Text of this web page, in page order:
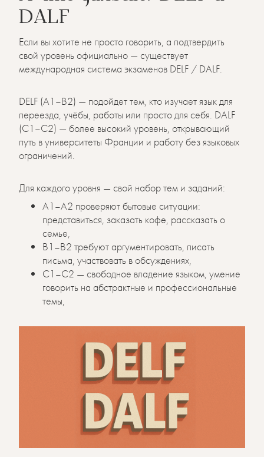
DALF
Если вы хотите не просто говорить, а подтвердить
свой уровень официально — существует
международная система экзаменов DELF / DALF.
DELF (A1–B2) — подойдет тем, кто изучает язык для
переезда, учёбы, работы или просто для себя. DALF
(C1–C2) — более высокий уровень, открывающий
путь в университеты Франции и работу без языковых
ограничений.
Для каждого уровня — свой набор тем и заданий:
A1–A2 проверяют бытовые ситуации:
представиться, заказать кофе, рассказать о
семье,
B1–B2 требуют аргументировать, писать
письма, участвовать в обсуждениях,
C1–C2 — свободное владение языком, умение
говорить на абстрактные и профессиональные
темы,